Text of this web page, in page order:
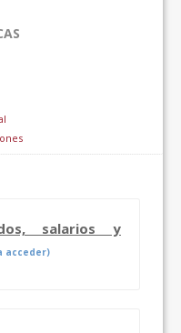
salarios y
acceder)